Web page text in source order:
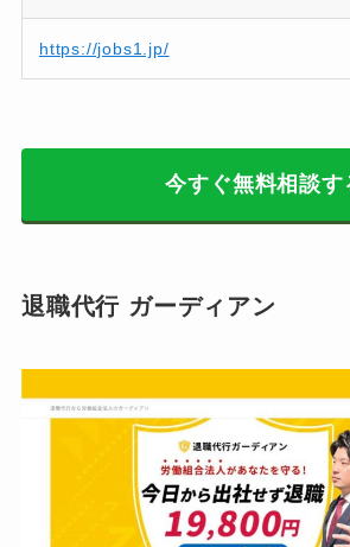
https://jobs1.jp/
今すぐ無料相談す
退職代行 ガーディアン